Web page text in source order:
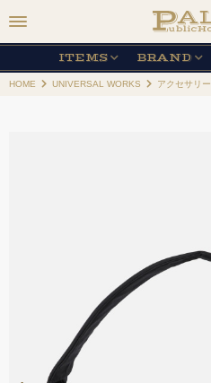
ITEMS BRAND
HOME UNIVERSAL WORKS アクセサリー